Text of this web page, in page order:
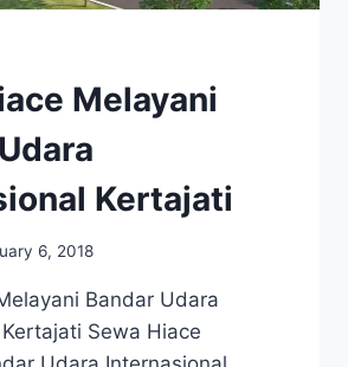
Melayani
Kertajati
6, 2018
Bandar Udara
Sewa Hiace